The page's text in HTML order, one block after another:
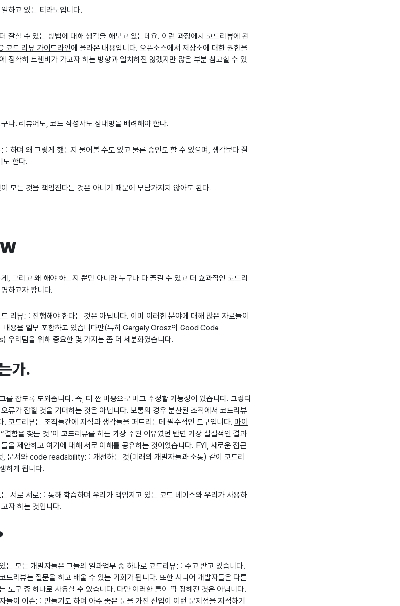
하고 있는 티라노입니다.
잘할 수 있는 방법에 대해 생각을 해보고 있는데요. 이런 과정에서 코드리뷰에 관
코드 리뷰 가이드라인에 올라온 내용입니다. 오픈소스에서 저장소에 대한 권한을
정확히 트렌비가 가고자 하는 방향과 일치하진 않겠지만 많은 부분 참고할 수 있
다. 리뷰어도, 코드 작성자도 상대방을 배려해야 한다.
하며 왜 그렇게 했는지 물어볼 수도 있고 물론 승인도 할 수 있으며, 생각보다 잘
도 한다.
모든 것을 책임진다는 것은 아니기 때문에 부담가지지 않아도 된다.
, 그리고 왜 해야 하는지 뿐만 아니라 누구나 다 즐길 수 있고 더 효과적인 코드리
하고자 합니다.
리뷰를 진행해야 한다는 것은 아닙니다. 이미 이러한 분야에 대해 많은 자료들이
내용을 일부 포함하고 있습니다만(특히 Gergely Orosz의 Good Code
) 우리팀을 위해 중요한 몇 가지는 좀 더 세분화였습니다.
가.
를 잡도록 도와줍니다. 즉, 더 싼 비용으로 버그 수정할 가능성이 있습니다. 그렇다
류가 잡힐 것을 기대하는 것은 아닙니다. 보통의 경우 분산된 조직에서 코드리뷰
. 코드리뷰는 조직들간에 지식과 생각들을 퍼트리는데 필수적인 도구입니다. 마이
결함을 찾는 것”이 코드리뷰를 하는 가장 주된 이유였던 반면 가장 실질적인 결과
을 제안하고 여기에 대해 서로 이해를 공유하는 것이었습니다. FYI, 새로운 접근
서와 code readability를 개선하는 것(미래의 개발자들과 소통) 같이 코드리
하게 됩니다.
서로 서로를 통해 학습하며 우리가 책임지고 있는 코드 베이스와 우리가 사용하
자 하는 것입니다.
는 모든 개발자들은 그들의 일과업무 중 하나로 코드리뷰를 주고 받고 있습니다.
드리뷰는 질문을 하고 배울 수 있는 기회가 됩니다. 또한 시니어 개발자들은 다른
도구 중 하나로 사용할 수 있습니다. 다만 이러한 롤이 딱 정해진 것은 아닙니다.
들이 이슈를 만들기도 하며 아주 좋은 눈을 가진 신입이 이런 문제점을 지적하기